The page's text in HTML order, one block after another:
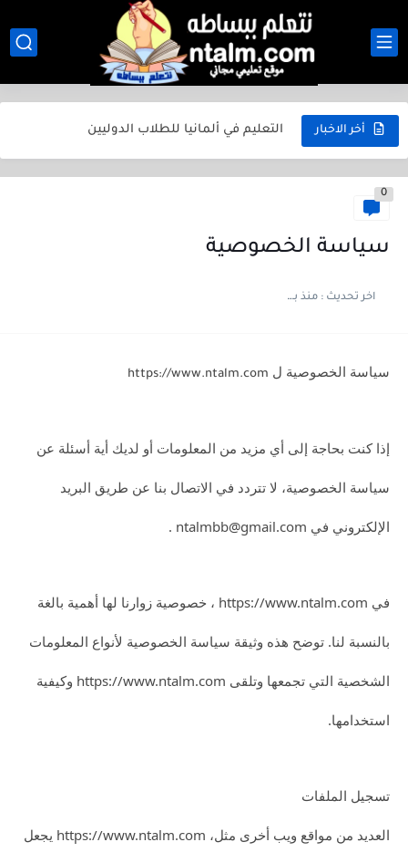
أخر الاخبار
أفضل المدارس بعد الإعدادية 2026 في مصر.. دليل شامل لجميع...
التعليم في ألمانيا للطلاب الدوليين
التعليم في أمريكا للطلاب الدوليين
0
سياسة الخصوصية
اخر تحديث :منذ بضع اعوام
سياسة الخصوصية ل https://www.ntalm.com
إذا كنت بحاجة إلى أي مزيد من المعلومات أو لديك أية أسئلة عن
سياسة الخصوصية، لا تتردد في الاتصال بنا عن طريق البريد
الإلكتروني في ntalmbb@gmail.com .
في https://www.ntalm.com ، خصوصية زوارنا لها أهمية بالغة
بالنسبة لنا. توضح هذه وثيقة سياسة الخصوصية لأنواع المعلومات
الشخصية التي تجمعها وتلقى https://www.ntalm.com وكيفية
استخدامها.
تسجيل الملفات
العديد من مواقع ويب أخرى مثل، https://www.ntalm.com يجعل